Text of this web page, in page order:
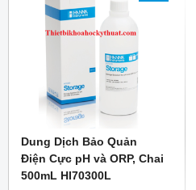
Dung Dịch Bảo Quản
Điện Cực pH và ORP, Chai
500mL HI70300L